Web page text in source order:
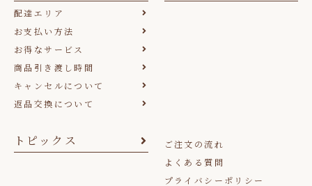
配達エリア
お支払い方法
お得なサービス
商品引き渡し時間
キャンセルについて
返品交換について
トピックス
ご注文の流れ
よくある質問
プライバシーポリシー